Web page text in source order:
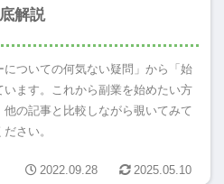
底解説
についての何気ない疑問」から「始
ます。これから副業を始めたい方
の記事と比較しながら覗いてみて
ださい。
2022.09.28 2025.05.10